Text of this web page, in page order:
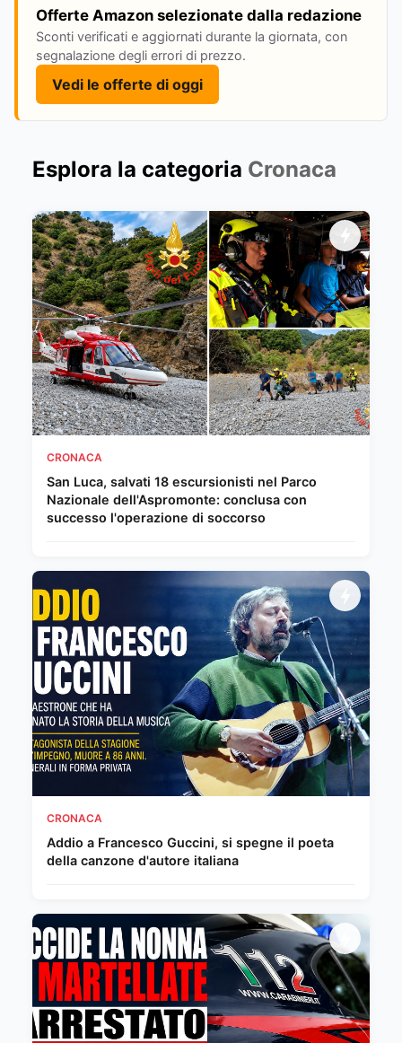
Offerte Amazon selezionate dalla redazione
Sconti verificati e aggiornati durante la giornata, con
segnalazione degli errori di prezzo.
Vedi le offerte di oggi
Esplora la categoria Cronaca
CRONACA
San Luca, salvati 18 escursionisti nel Parco
Nazionale dell'Aspromonte: conclusa con
successo l'operazione di soccorso
CRONACA
Addio a Francesco Guccini, si spegne il poeta
della canzone d'autore italiana